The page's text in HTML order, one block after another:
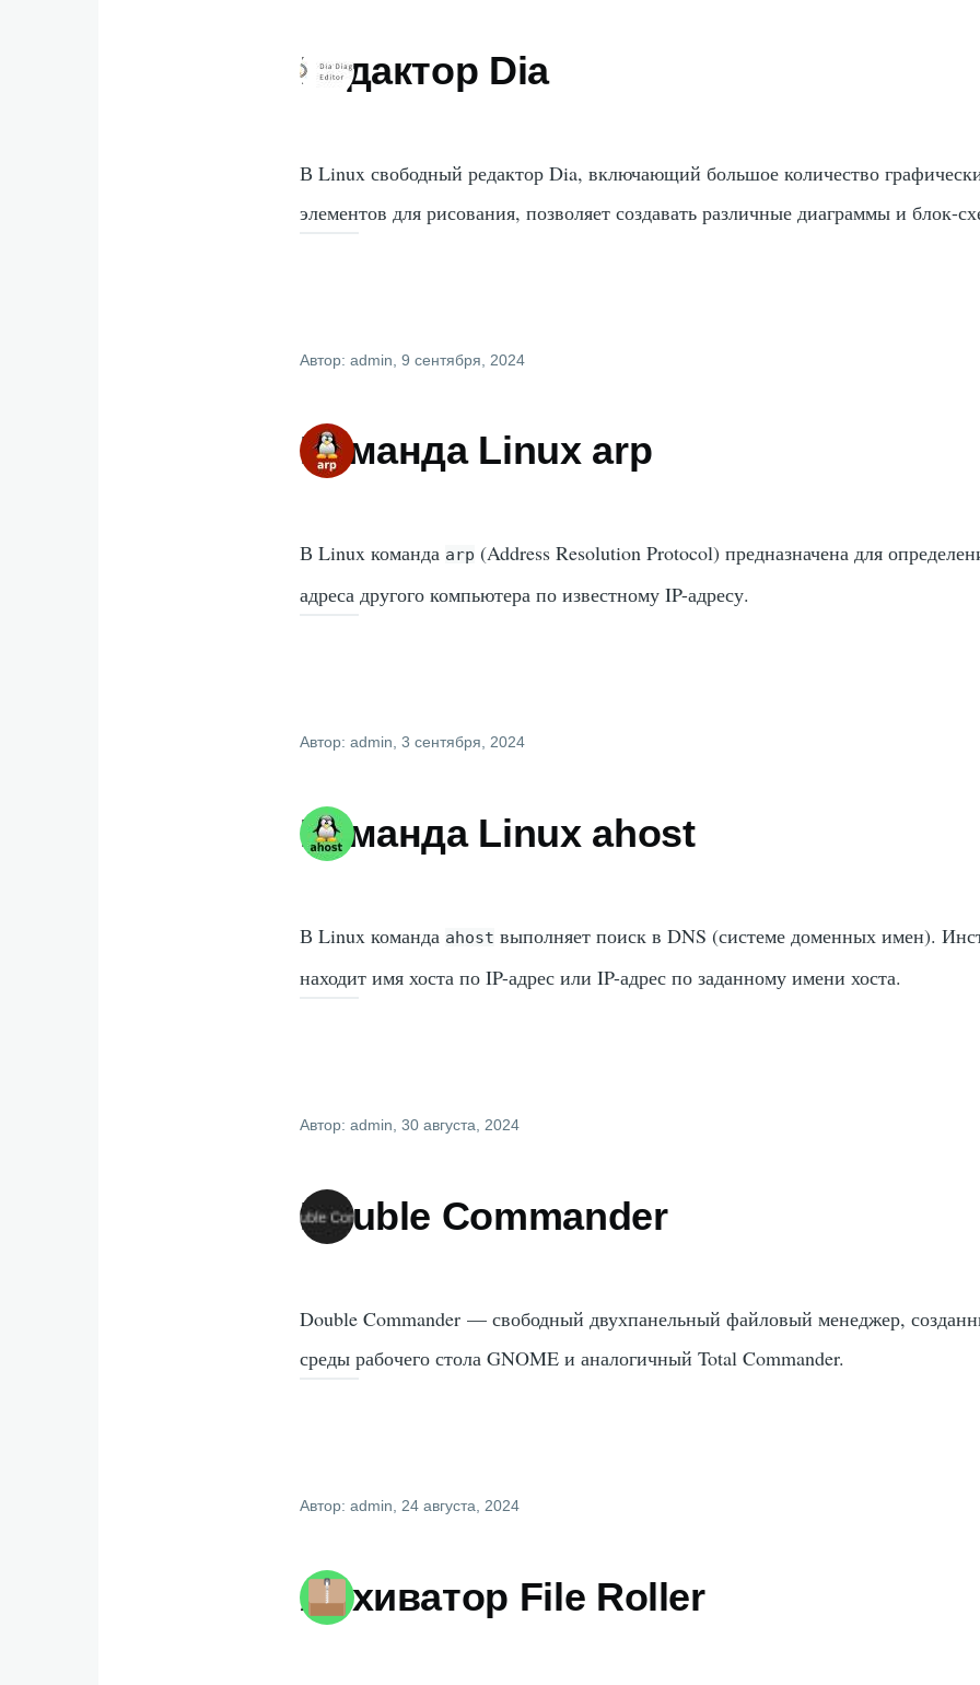
Редактор Dia
В Linux свободный редактор Dia, включающий большое количество
элементов для рисования, позволяет создавать различные диаграммы и блок-
Автор:admin , 9 сентября, 2024
Команда Linux arp
В Linux команда arp (Address Resolution Protocol) предназначена для
адреса другого компьютера по известному IP-адресу.
Автор:admin, 3 сентября, 2024
Команда Linux ahost
В Linux команда ahost выполняет поиск в DNS (системе доменных имен).
находит имя хоста по IP-адрес или IP-адрес по заданному имени хоста.
Автор:admin , 30 августа, 2024
Double Commander
Double Commander — свободный двухпанельный файловый менеджер,
среды рабочего стола GNOME и аналогичный Total Commander.
Автор:admin , 24 августа, 2024
Архиватор File Roller